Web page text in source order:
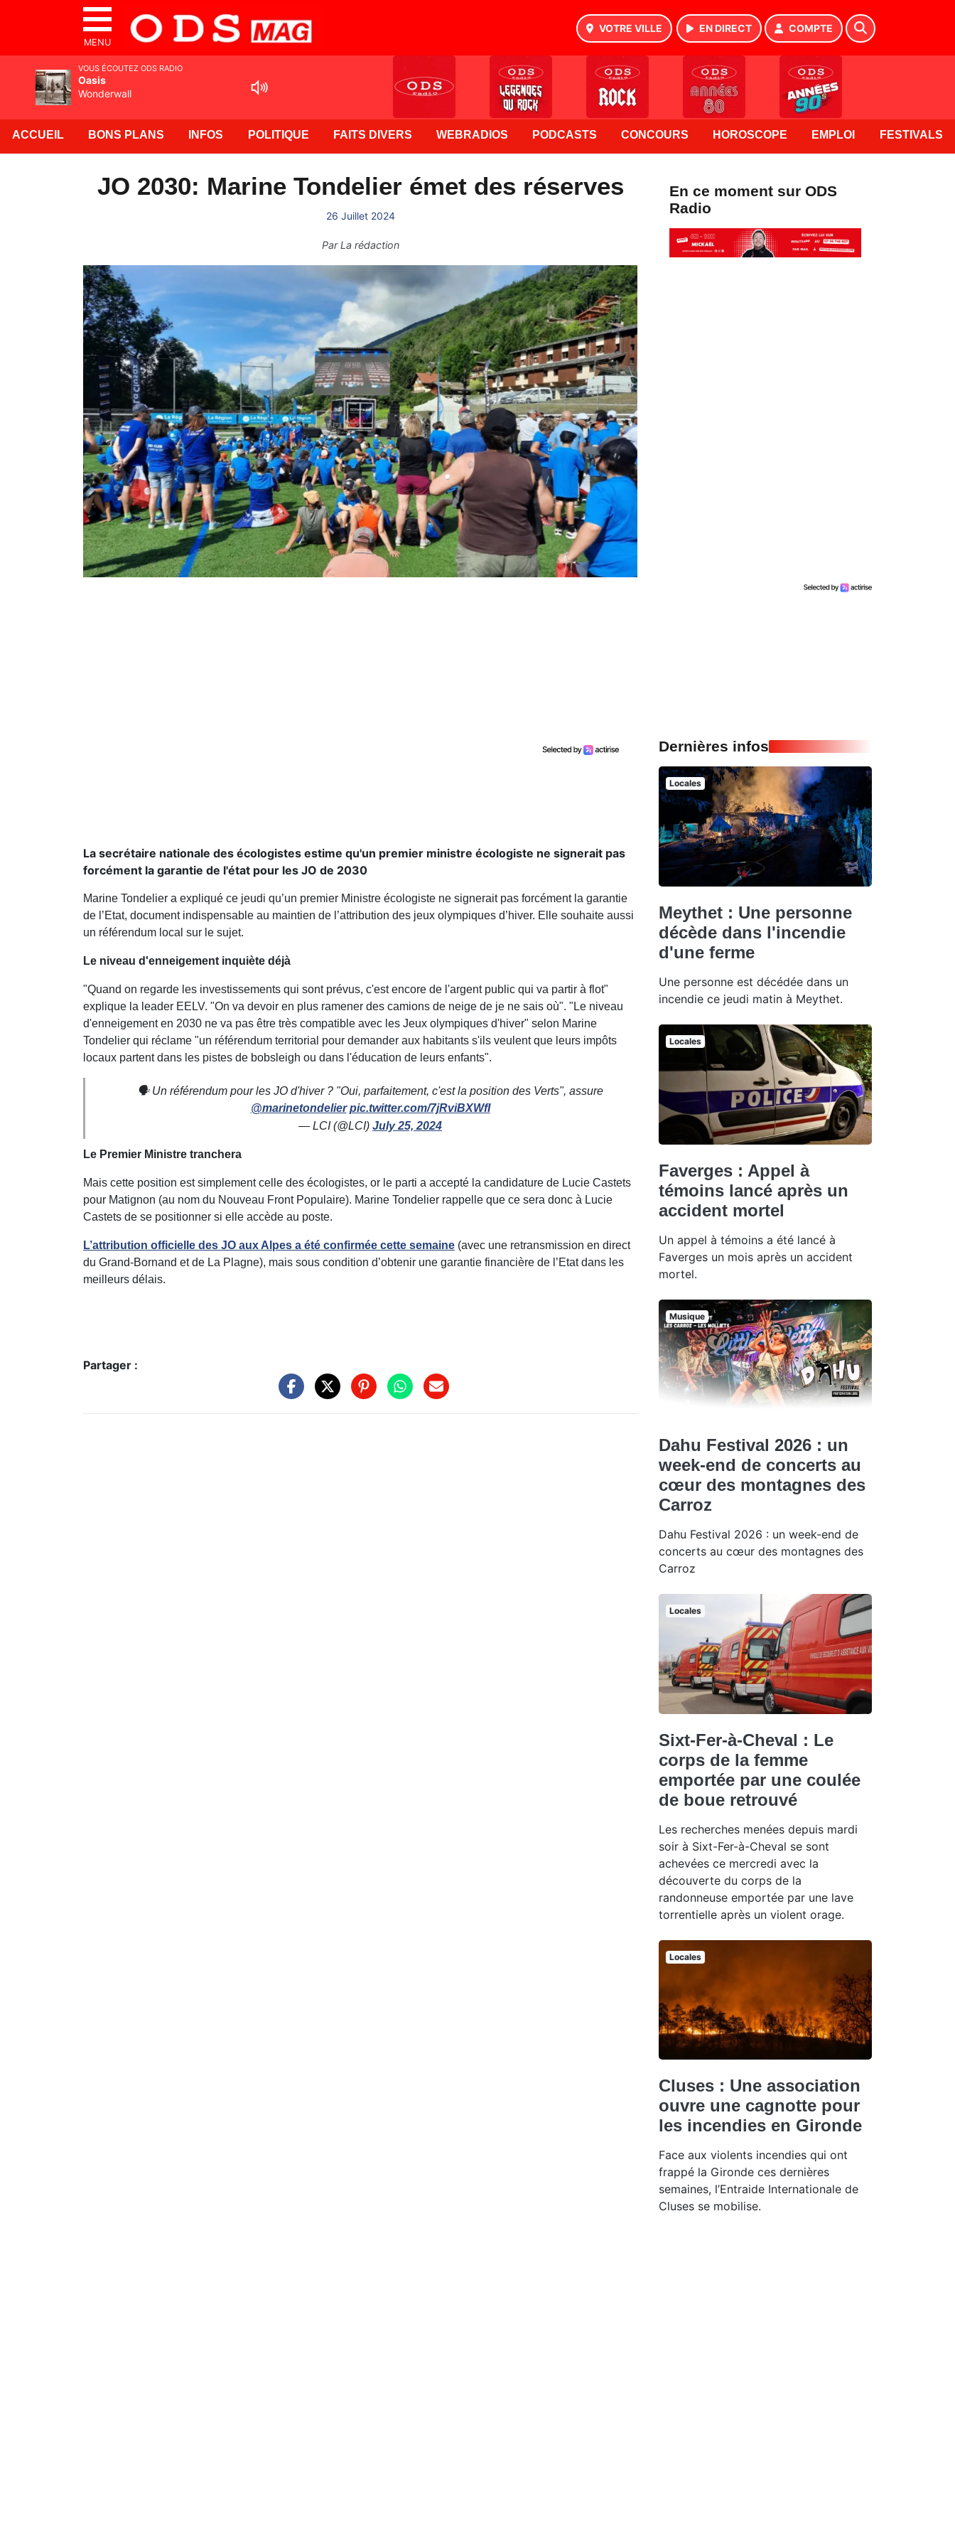
MENU
VOTRE VILLE EN DIRECT COMPTE
ACCUEIL BONS PLANS INFOS POLITIQUE FAITS DIVERS WEBRADIOS PODCASTS CONCOURS HOROSCOPE EMPLOI FESTIVALS
JO 2030: Marine Tondelier émet des réserves
26 Juillet 2024
ParLa rédaction
La secrétaire nationale des écologistes estime qu'un premier ministre écologiste ne signerait pas
forcément la garantie de l'état pour les JO de 2030
Marine Tondelier a expliqué ce jeudi qu’un premier Ministre écologiste ne signerait pas forcément la garantie
de l’Etat, document indispensable au maintien de l’attribution des jeux olympiques d’hiver. Elle souhaite aussi
un référendum local sur le sujet.
Le niveau d'enneigement inquiète déjà
"Quand on regarde les investissements qui sont prévus, c'est encore de l'argent public qui va partir à flot"
explique la leader EELV. "On va devoir en plus ramener des camions de neige de je ne sais où". "Le niveau
d'enneigement en 2030 ne va pas être très compatible avec les Jeux olympiques d'hiver" selon Marine
Tondelier qui réclame "un référendum territorial pour demander aux habitants s'ils veulent que leurs impôts
locaux partent dans les pistes de bobsleigh ou dans l'éducation de leurs enfants".
🗣️ Un référendum pour les JO d'hiver ? "Oui, parfaitement, c'est la position des Verts", assure
@marinetondelier pic.twitter.com/7jRviBXWfI
— LCI (@LCI) July 25, 2024
Le Premier Ministre tranchera
Mais cette position est simplement celle des écologistes, or le parti a accepté la candidature de Lucie Castets
pour Matignon (au nom du Nouveau Front Populaire). Marine Tondelier rappelle que ce sera donc à Lucie
Castets de se positionner si elle accède au poste.
L’attribution officielle des JO aux Alpes a été confirmée cette semaine (avec une retransmission en direct
du Grand-Bornand et de La Plagne), mais sous condition d’obtenir une garantie financière de l’Etat dans les
meilleurs délais.
Partager :
En ce moment sur ODS
Radio
Dernières infos
Locales
Meythet : Une personne
décède dans l'incendie
d'une ferme
Une personne est décédée dans un
incendie ce jeudi matin à Meythet.
Locales
Faverges : Appel à
témoins lancé après un
accident mortel
Un appel à témoins a été lancé à
Faverges un mois après un accident
mortel.
Musique
Dahu Festival 2026 : un
week-end de concerts au
cœur des montagnes des
Carroz
Dahu Festival 2026 : un week-end de
concerts au cœur des montagnes des
Carroz
Locales
Sixt-Fer-à-Cheval : Le
corps de la femme
emportée par une coulée
de boue retrouvé
Les recherches menées depuis mardi
soir à Sixt-Fer-à-Cheval se sont
achevées ce mercredi avec la
découverte du corps de la
randonneuse emportée par une lave
torrentielle après un violent orage.
Locales
Cluses : Une association
ouvre une cagnotte pour
les incendies en Gironde
Face aux violents incendies qui ont
frappé la Gironde ces dernières
semaines, l’Entraide Internationale de
Cluses se mobilise.
VOUS ÉCOUTEZ ODS RADIO
Oasis
Wonderwall